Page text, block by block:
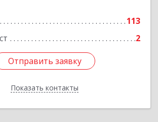
113
2
Отправить заявку
Показать контакты
Отправить заявку
Назад